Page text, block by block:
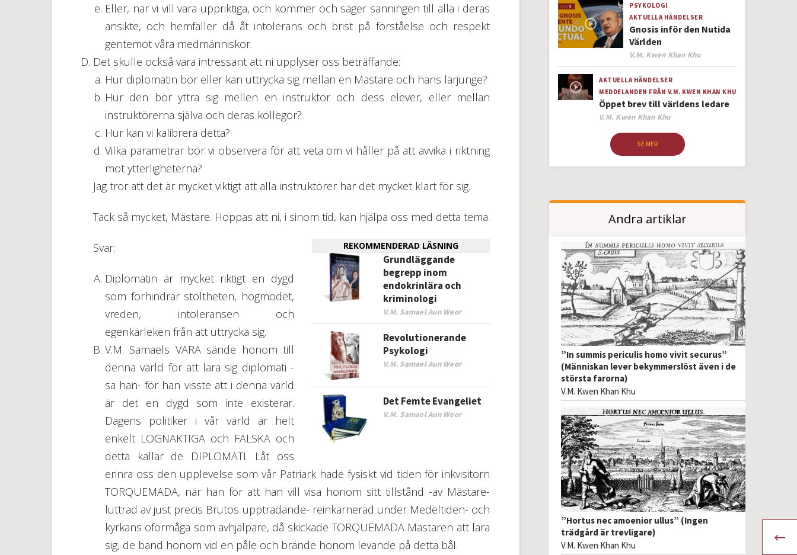
Eller, när vi vill vara uppriktiga, och kommer och säger sanningen till alla i deras
ansikte, och hemfaller då åt intolerans och brist på förståelse och respekt
gentemot våra medmänniskor.
Det skulle också vara intressant att ni upplyser oss beträffande:
Hur diplomatin bör eller kan uttrycka sig mellan en Mästare och hans lärjunge?
Hur den bör yttra sig mellen en instruktör och dess elever, eller mellan
instruktörerna själva och deras kollegor?
Hur kan vi kalibrera detta?
Vilka parametrar bör vi observera för att veta om vi håller på att avvika i riktning
mot ytterligheterna?
Jag tror att det är mycket viktigt att alla instruktörer har det mycket klart för sig.
Tack så mycket, Mästare. Hoppas att ni, i sinom tid, kan hjälpa oss med detta tema.
REKOMMENDERAD LÄSNING
Grundläggande
begrepp inom
endokrinlära och
kriminologi
V.M. Samael Aun Weor
Revolutionerande
Psykologi
V.M. Samael Aun Weor
Det Femte Evangeliet
V.M. Samael Aun Weor
Svar:
Diplomatin är mycket riktigt en dygd
som förhindrar stoltheten, högmodet,
vreden, intoleransen och
egenkärleken från att uttrycka sig.
V.M. Samaels VARA sände honom till
denna värld för att lära sig diplomati -
sa han- för han visste att i denna värld
är det en dygd som inte existerar.
Dagens politiker i vår värld är helt
enkelt LÖGNAKTIGA och FALSKA och
detta kallar de DIPLOMATI. Låt oss
erinra oss den upplevelse som vår Patriark hade fysiskt vid tiden för inkvisitorn
TORQUEMADA, när han för att han vill visa honom sitt tillstånd -av Mästare-
luttrad av just precis Brutos uppträdande- reinkarnerad under Medeltiden- och
kyrkans oförmåga som avhjälpare, då skickade TORQUEMADA Mästaren att lära
sig, de band honom vid en påle och brände honom levande på detta bål.
PSYKOLOGI
AKTUELLA HÄNDELSER
Gnosis inför den Nutida
Världen
Author
V.M. Kwen Khan Khu
AKTUELLA HÄNDELSER
MEDDELANDEN FRÅN V.M. KWEN KHAN KHU
Öppet brev till världens ledare
Author
V.M. Kwen Khan Khu
SE MER
Andra artiklar
”In summis periculis homo vivit securus”
(Människan lever bekymmerslöst även i de
största farorna)
V.M. Kwen Khan Khu
”Hortus nec amoenior ullus” (Ingen
trädgård är trevligare)
V.M. Kwen Khan Khu